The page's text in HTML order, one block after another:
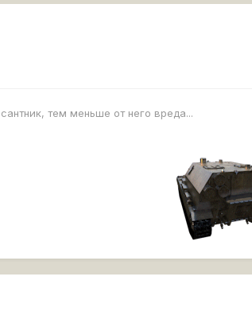
тем меньше от него вреда...